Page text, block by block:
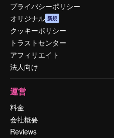
プライバシーポリシー
オリジナル 新規
クッキーポリシー
トラストセンター
アフィリエイト
法人向け
運営
料金
会社概要
Reviews